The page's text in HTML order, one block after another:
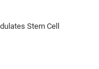
Stem Cell